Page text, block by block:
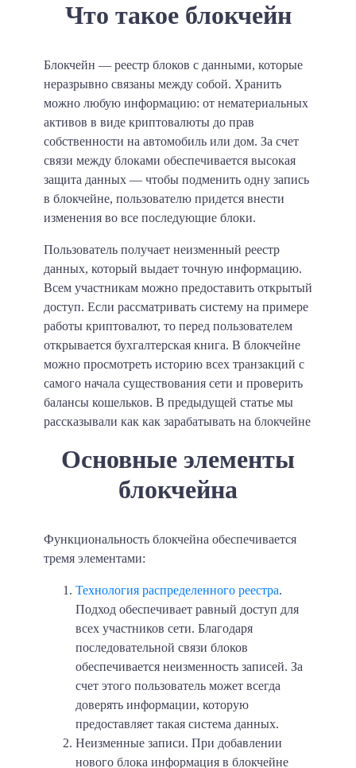
Что такое блокчейн
Блокчейн — реестр блоков с данными, которые
неразрывно связаны между собой. Хранить
можно любую информацию: от нематериальных
активов в виде криптовалюты до прав
собственности на автомобиль или дом. За счет
связи между блоками обеспечивается высокая
защита данных — чтобы подменить одну запись
в блокчейне, пользователю придется внести
изменения во все последующие блоки.
Пользователь получает неизменный реестр
данных, который выдает точную информацию.
Всем участникам можно предоставить открытый
доступ. Если рассматривать систему на примере
работы криптовалют, то перед пользователем
открывается бухгалтерская книга. В блокчейне
можно просмотреть историю всех транзакций с
самого начала существования сети и проверить
балансы кошельков. В предыдущей статье мы
рассказывали как как зарабатывать на блокчейне
Основные элементы
блокчейна
Функциональность блокчейна обеспечивается
тремя элементами:
Технология распределенного реестра.
Подход обеспечивает равный доступ для
всех участников сети. Благодаря
последовательной связи блоков
обеспечивается неизменность записей. За
счет этого пользователь может всегда
доверять информации, которую
предоставляет такая система данных.
Неизменные записи. При добавлении
нового блока информация в блокчейне